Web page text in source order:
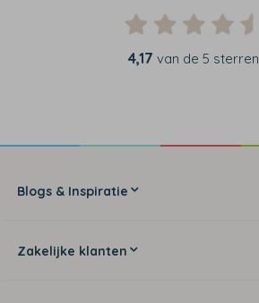
4,17 van de 5 sterren
Blogs & Inspiratie
Zakelijke klanten